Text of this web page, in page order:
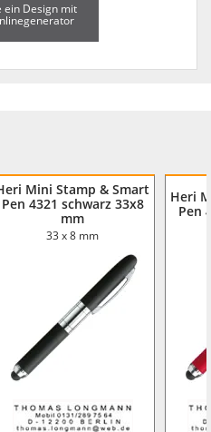
ein Design mit
Mini Stamp & Smart
Pen 4321 schwarz 33x8
mm
33 x 8 mm
Heri
Pen